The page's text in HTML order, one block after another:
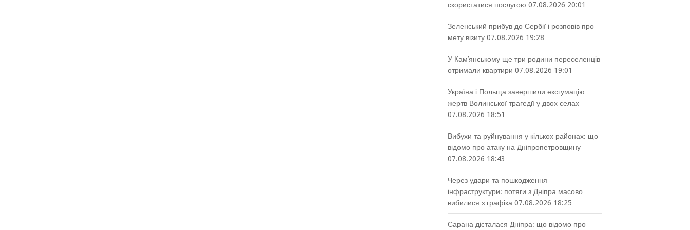
скористатися послугою 07.08.2026 20:01
Зеленський прибув до Сербії і розповів про
мету візиту 07.08.2026 19:28
У Кам’янському ще три родини переселенців
отримали квартири 07.08.2026 19:01
Україна і Польща завершили ексгумацію
жертв Волинської трагедії у двох селах
07.08.2026 18:51
Вибухи та руйнування у кількох районах: що
відомо про атаку на Дніпропетровщину
07.08.2026 18:43
Через удари та пошкодження
інфраструктури: потяги з Дніпра масово
вибилися з графіка 07.08.2026 18:25
Сарана дісталася Дніпра: що відомо про